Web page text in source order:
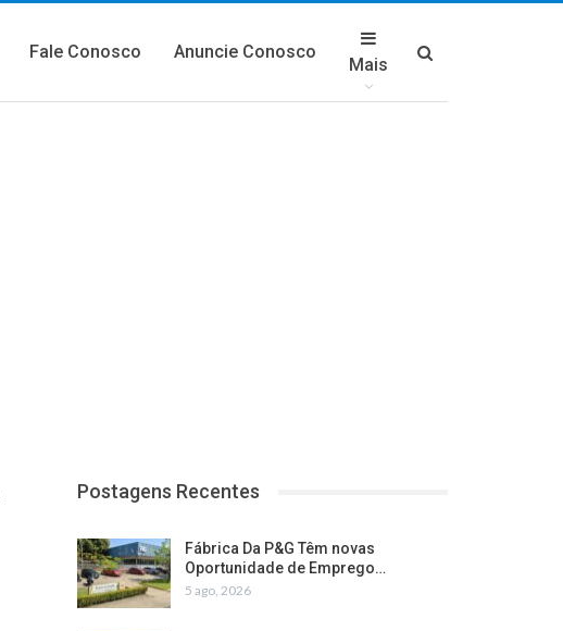
Fale Conosco Anuncie Conosco
Mais
Postagens Recentes
Fábrica Da P&G Têm novas
Oportunidade de Emprego…
5 ago, 2026